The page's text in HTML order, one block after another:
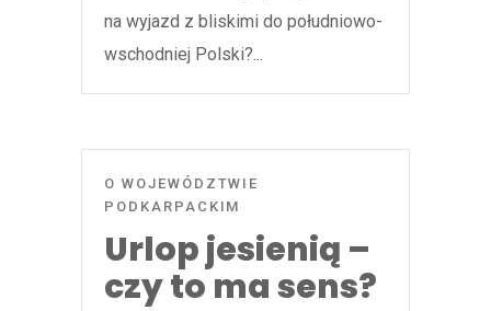
na wyjazd z bliskimi do południowo-
wschodniej Polski?...
O WOJEWÓDZTWIE
PODKARPACKIM
Urlop jesienią –
czy to ma sens?